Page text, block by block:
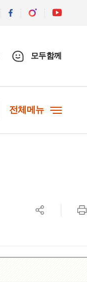
모두함께
전체메뉴
공유하기